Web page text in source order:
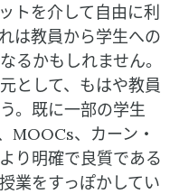
トを介して自由に利
は教員から学生への
るかもしれません。
として、もはや教員
。既に一部の学生
MOOCs、カーン・
り明確で良質である
業をすっぽかしてい